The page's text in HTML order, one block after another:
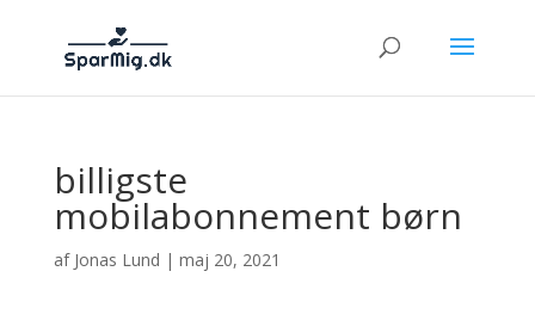
billigste
mobilabonnement børn
af Jonas Lund | maj 20, 2021